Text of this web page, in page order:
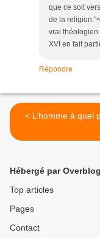
que ce soit
de la
vrai théologien
XVI en fait
Répondre
< L’homme à quel
Hébergé par Overblog
Top articles
Pages
Contact